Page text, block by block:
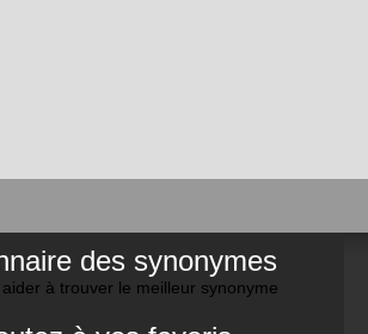
des synonymes
à trouver le meilleur synonyme